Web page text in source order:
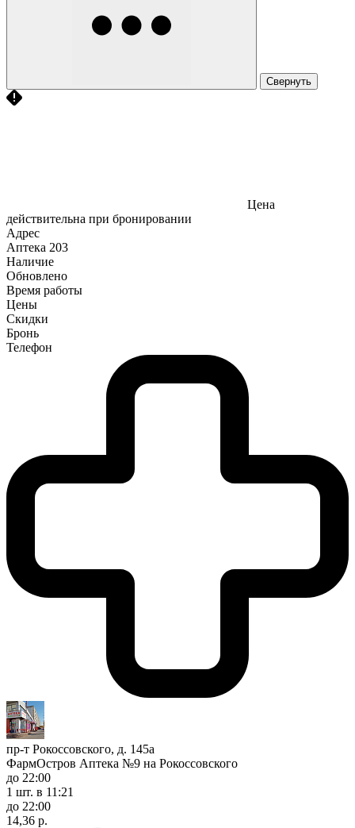
Свернуть
Цена
действительна при бронировании
Адрес
Аптека 203
Наличие
Обновлено
Время работы
Цены
Скидки
Бронь
Телефон
пр-т Рокоссовского, д. 145а
ФармОстров Аптека №9 на Рокоссовского
до 22:00
1 шт. в 11:21
до 22:00
14,36 р.